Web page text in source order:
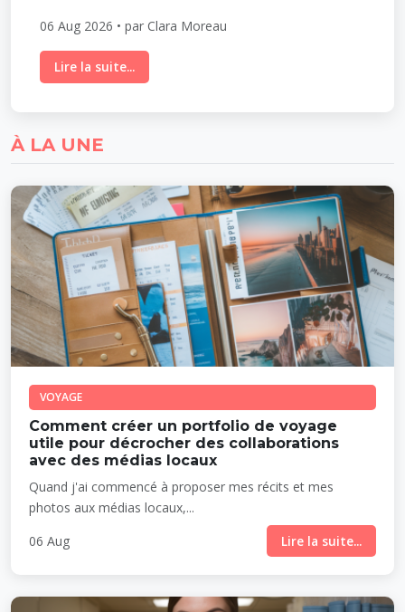
06 Aug 2026 • par Clara Moreau
Lire la suite...
À LA UNE
VOYAGE
Comment créer un portfolio de voyage
utile pour décrocher des collaborations
avec des médias locaux
Quand j'ai commencé à proposer mes récits et mes
photos aux médias locaux,...
06 Aug
Lire la suite...